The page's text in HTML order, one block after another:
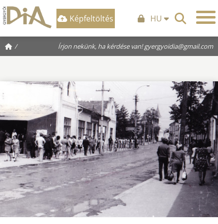
Képfeltöltés HU
/ Írjon nekünk, ha kérdése van!gyergyoidia@gmail.com